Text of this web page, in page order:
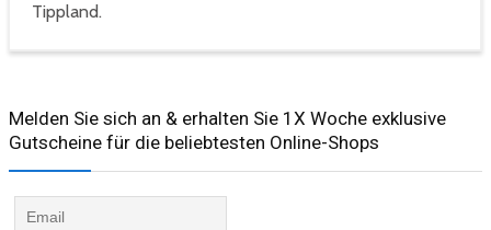
Tippland.
Melden Sie sich an & erhalten Sie 1X Woche exklusive
Gutscheine für die beliebtesten Online-Shops​